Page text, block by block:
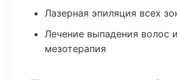
Лазерная эпиляция всех
Лечение выпадения волос и
мезотерапия